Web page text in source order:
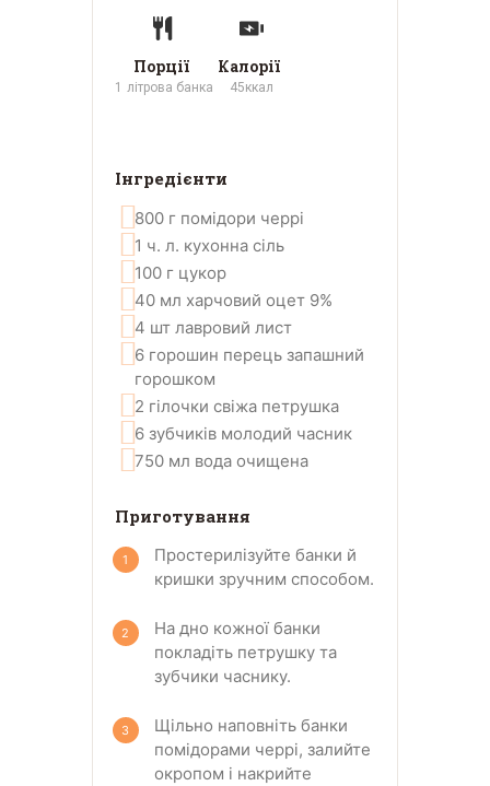
Порції
1 літрова банка
Калорії
45ккал
Інгредієнти
800 г помідори черрі
1 ч. л. кухонна сіль
100 г цукор
40 мл харчовий оцет 9%
4 шт лавровий лист
6 горошин перець запашний
горошком
2 гілочки свіжа петрушка
6 зубчиків молодий часник
750 мл вода очищена
Приготування
Простерилізуйте банки й
кришки зручним способом.
На дно кожної банки
покладіть петрушку та
зубчики часнику.
Щільно наповніть банки
помідорами черрі, залийте
окропом і накрийте